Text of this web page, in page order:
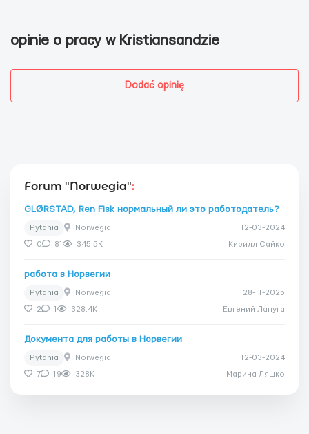
opinie o pracy w Kristiansandzie
Dodać opinię
Forum "Norwegia":
GLØRSTAD, Ren Fisk нормальный ли это работодатель?
Pytania Norwegia 12-03-2024
0 81 345.5K Кирилл Сайко
работа в Норвегии
Pytania Norwegia 28-11-2025
2 1 328.4K Евгений Лапуга
Документа для работы в Норвегии
Pytania Norwegia 12-03-2024
7 19 328K Марина Ляшко